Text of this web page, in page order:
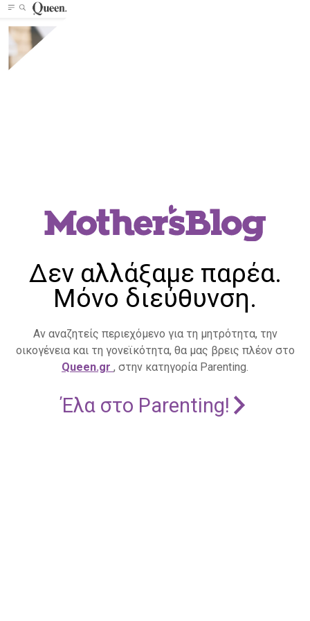
Δεν αλλάξαμε παρέα.
Μόνο διεύθυνση.
Αν αναζητείς περιεχόμενο για τη μητρότητα, την
οικογένεια και τη γονεϊκότητα, θα μας βρεις πλέον στο
Queen.gr , στην κατηγορία Parenting.
Έλα στο Parenting!